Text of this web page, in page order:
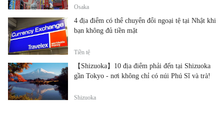
Osaka
4 địa điểm có thể chuyển đổi ngoại tệ tại Nhật khi
bạn không đủ tiền mặt
Tiền tệ
【Shizuoka】10 địa điểm phải đến tại Shizuoka
gần Tokyo - nơi không chỉ có núi Phú Sĩ và trà!
Shizuoka